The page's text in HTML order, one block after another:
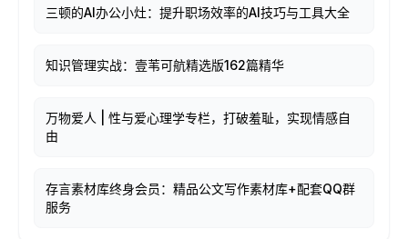
三顿的AI办公小灶：提升职场效率的AI技巧与工具大全
知识管理实战：壹苇可航精选版162篇精华
万物爱人 | 性与爱心理学专栏，打破羞耻，实现情感自
由
存言素材库终身会员：精品公文写作素材库+配套QQ群
服务